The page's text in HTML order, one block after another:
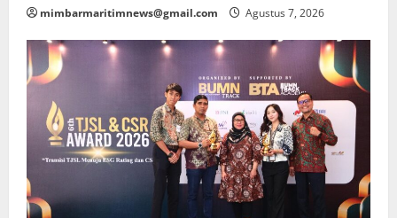
mimbarmaritimnews@gmail.com Agustus 7, 2026